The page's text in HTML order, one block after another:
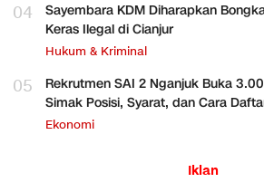
04
Sayembara KDM Diharapkan
Keras Ilegal di Cianjur
Hukum & Kriminal
05
Rekrutmen SAI 2 Nganjuk Buka
Simak Posisi, Syarat, dan Cara
Ekonomi
Iklan